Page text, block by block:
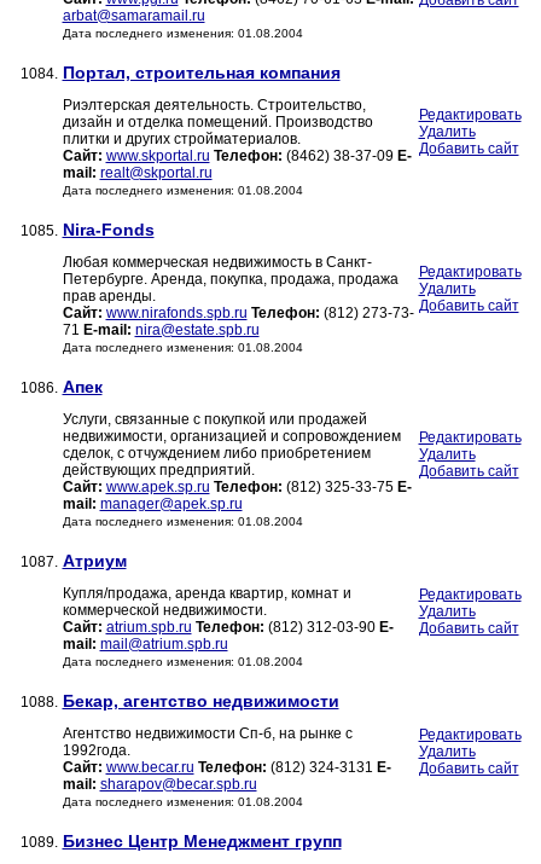
arbat@samaramail.ru
Дата последнего изменения: 01.08.2004
1084. Портал, строительная компания
Риэлтерская деятельность. Строительство,
дизайн и отделка помещений. Производство
плитки и других стройматериалов.
Сайт: www.skportal.ru Телефон: (8462) 38-37-09 E-
mail: realt@skportal.ru
Дата последнего изменения: 01.08.2004
Редактировать
Удалить
Добавить сайт
1085. Nira-Fonds
Любая коммерческая недвижимость в Санкт-
Петербурге. Аренда, покупка, продажа, продажа
прав аренды.
Сайт: www.nirafonds.spb.ru Телефон: (812) 273-73-
71 E-mail: nira@estate.spb.ru
Дата последнего изменения: 01.08.2004
Редактировать
Удалить
Добавить сайт
1086. Апек
Услуги, связанные с покупкой или продажей
недвижимости, организацией и сопровождением
сделок, с отчуждением либо приобретением
действующих предприятий.
Сайт: www.apek.sp.ru Телефон: (812) 325-33-75 E-
mail: manager@apek.sp.ru
Дата последнего изменения: 01.08.2004
Редактировать
Удалить
Добавить сайт
1087. Атриум
Купля/продажа, аренда квартир, комнат и
коммерческой недвижимости.
Сайт: atrium.spb.ru Телефон: (812) 312-03-90 E-
mail: mail@atrium.spb.ru
Дата последнего изменения: 01.08.2004
Редактировать
Удалить
Добавить сайт
1088. Бекар, агентство недвижимости
Агентство недвижимости Сп-б, на рынке с
1992года.
Сайт: www.becar.ru Телефон: (812) 324-3131 E-
mail: sharapov@becar.spb.ru
Дата последнего изменения: 01.08.2004
Редактировать
Удалить
Добавить сайт
1089. Бизнес Центр Менеджмент групп